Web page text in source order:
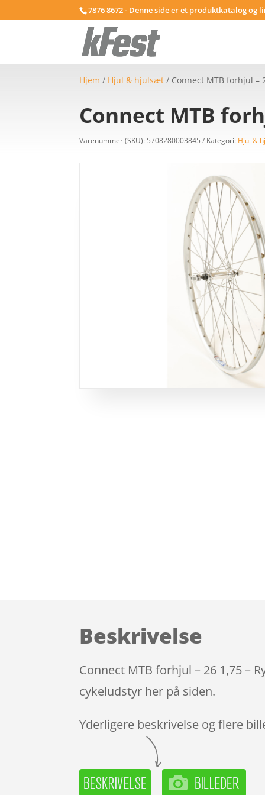
7876 8672 - Denne side er et produktkatalog
Hjem / Hjul & hjulsæt / Connect MTB forhjul –
Connect MTB
Varenummer (SKU): 5708280003845 Kategori: Hjul &
Beskrivelse
Connect MTB forhjul – 26 1,75 –
cykeludstyr her på siden.
Yderligere beskrivelse og flere